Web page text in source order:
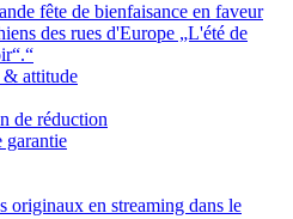
fête de bienfaisance en faveur
des rues d'Europe „L'été de
attitude
de réduction
garantie
originaux en streaming dans le